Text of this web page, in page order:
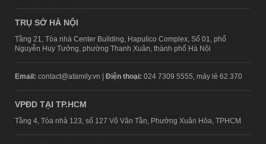
TRỤ SỞ HÀ NỘI
Tầng 21, Tòa nhà Center Building, Hapulico Complex, Số 01, phố
Nguyễn Huy Tưởng, phường Thanh Xuân, thành phố Hà Nội
Email: contact@afamily.vn | Điện thoại: 024 7309 5555, máy lẻ 62.370
VPĐD TẠI TP.HCM
Tầng 4, Tòa nhà 123, số 127 Võ Văn Tần, Phường Xuân Hòa, TPHCM